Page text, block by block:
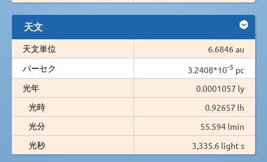
天文
天文単位
6.6846 au
パーセク
3.2408*10-5 pc
光年
0.0001057 ly
光時
0.92657 lh
光分
55.594 lmin
光秒
3,335.6 light s